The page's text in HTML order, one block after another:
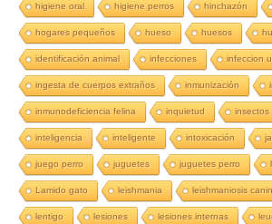
higiene oral higiene perros hinchazón
hogares pequeños hueso huesos
identificación animal infecciones infeccion
ingesta de cuerpos extraños inmunización
inmunodeficiencia felina inquietud insectos
inteligencia inteligente intoxicación
juego perro juguetes juguetes perro
Lamido gato leishmania leishmaniosis
lentigo lesiones lesiones internas